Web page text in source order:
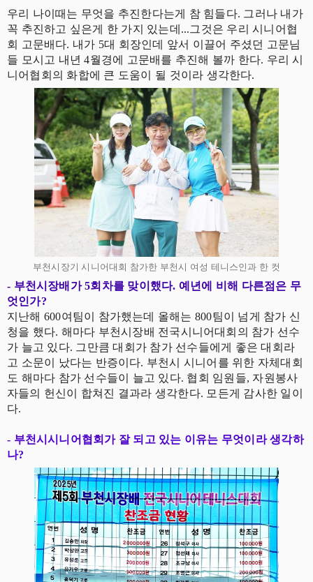
우리 나이때는 무엇을 추진한다는게 참 힘들다. 그러나 내가
꼭 추진하고 싶은게 한 가지 있는데...그것은 우리 시니어협
회 고문배다. 내가 5대 회장인데 앞서 이끌어 주셨던 고문님
들 모시고 내년 4월경에 고문배를 추진해 볼까 한다. 우리 시
니어협회의 화합에 큰 도움이 될 것이라 생각한다.
부천시장기 시니어대회 참가한 부천시 여성 테니스인과 한 컷
- 부천시장배가 5회차를 맞이했다. 예년에 비해 다른점은 무
엇인가?
지난해 600여팀이 참가했는데 올해는 800팀이 넘게 참가 신
청을 했다. 해마다 부천시장배 전국시니어대회의 참가 선수
가 늘고 있다. 그만큼 대회가 참가 선수들에게 좋은 대회라
고 소문이 났다는 반증이다. 부천시 시니어를 위한 자체대회
도 해마다 참가 선수들이 늘고 있다. 협회 임원들, 자원봉사
자들의 헌신이 합쳐진 결과라 생각한다. 모든게 감사한 일이
다.
- 부천시시니어협회가 잘 되고 있는 이유는 무엇이라 생각하
나?